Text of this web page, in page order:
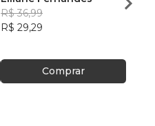
R$ 36,99
R$ 29,29
Comprar